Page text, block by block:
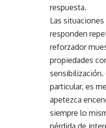
respuesta.
Las
responden
reforzador
propiedades
sensibilización.
particular, es
apetezca
siempre lo